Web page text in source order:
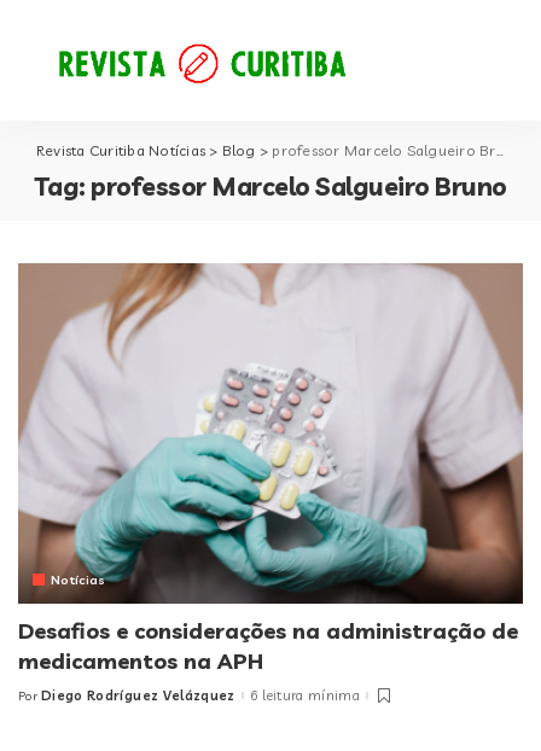
Revista Curitiba Notícias > Blog > professor Marcelo Salgueiro Bruno
Tag: professor Marcelo Salgueiro Bruno
Notícias
Desafios e considerações na administração de
medicamentos na APH
Posted
Por Diego Rodríguez Velázquez 6 leitura mínima